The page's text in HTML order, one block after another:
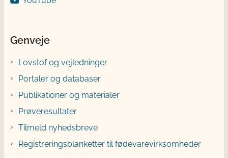
Genveje
Lovstof og vejledninger
Portaler og databaser
Publikationer og materialer
Prøveresultater
Tilmeld nyhedsbreve
Registreringsblanketter til fødevarevirksomheder